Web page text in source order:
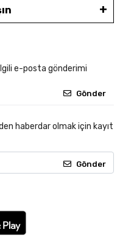
e-posta gönderimi
Gönder
haberdar olmak için kayıt
Gönder